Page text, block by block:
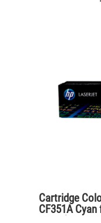
Cartridge
CF351A